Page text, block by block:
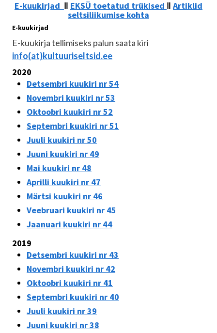
E-kuukirjad ‖ EKSÜ toetatud trükised ‖ Artiklid
seltsiliikumise kohta
E-kuukirjad
E-kuukirja tellimiseks palun saata kiri
info(at)kultuuriseltsid.ee
2020
Detsembri kuukiri nr 54
Novembri kuukiri nr 53
Oktoobri kuukiri nr 52
Septembri kuukiri nr 51
Juuli kuukiri nr 50
Juuni kuukiri nr 49
Mai kuukiri nr 48
Aprilli kuukiri nr 47
Märtsi kuukiri nr 46
Veebruari kuukiri nr 45
Jaanuari kuukiri nr 44
2019
Detsembri kuukiri nr 43
Novembri kuukiri nr 42
Oktoobri kuukiri nr 41
Septembri kuukiri nr 40
Juuli kuukiri nr 39
Juuni kuukiri nr 38